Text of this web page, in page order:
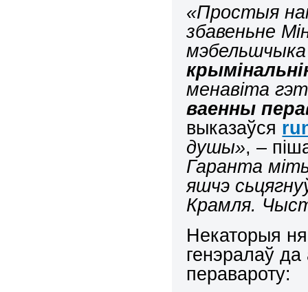
«Простыя
збавеньне
менавіта
ваенны
выказаўся
душы», –
Гаранта
яшчэ
Крамля.
Некаторыя
генэралаў да
перавароту: